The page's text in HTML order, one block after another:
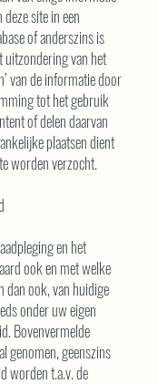
site in een
of anderszins is
uitzondering van het
van de informatie door
tot het gebruik
of delen daarvan
plaatsen dient
worden verzocht.
en het
ook en met welke
dan ook, van huidige
onder uw eigen
Bovenvermelde
genomen, geenszins
worden t.a.v. de